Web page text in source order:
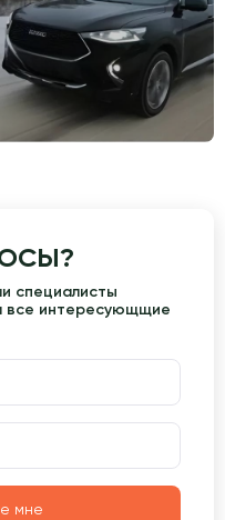
специалисты
все интересующщие
мне